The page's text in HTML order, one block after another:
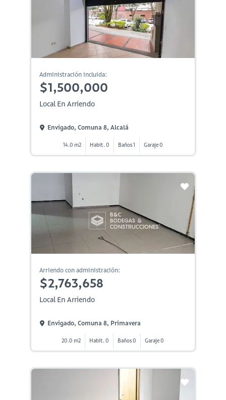
Administración incluida:
$1,500,000
Local En Arriendo
Envigado, Comuna 8, Alcalá
14.0 m2 Habit. 0 Baños 1 Garaje 0
Arriendo con administración:
$2,763,658
Local En Arriendo
Envigado, Comuna 8, Primavera
20.0 m2 Habit. 0 Baños 0 Garaje 0